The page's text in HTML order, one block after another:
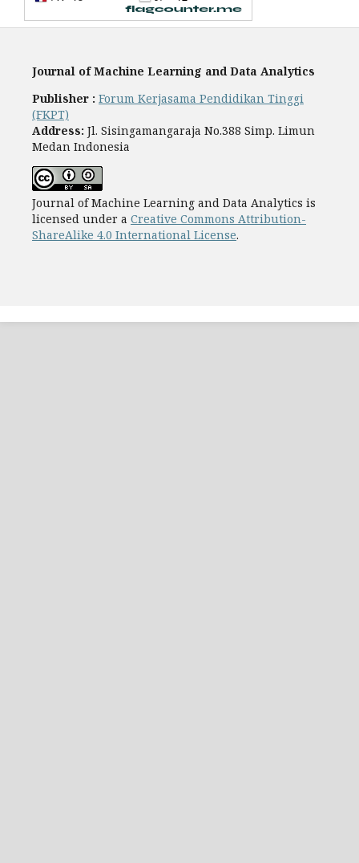
Journal of Machine Learning and Data Analytics
Publisher : Forum Kerjasama Pendidikan Tinggi
(FKPT)
Address: Jl. Sisingamangaraja No.388 Simp. Limun
Medan Indonesia
Journal of Machine Learning and Data Analytics is
licensed under a Creative Commons Attribution-
ShareAlike 4.0 International License.